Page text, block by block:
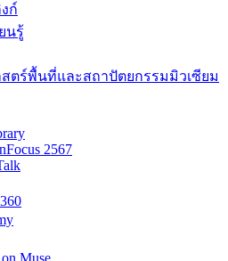
ก์
นรู้
ตร์พื้นที่และสถาปัตยกรรมมิวเซียม
2567
Muse